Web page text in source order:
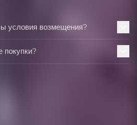
условия возмещения?
покупки?